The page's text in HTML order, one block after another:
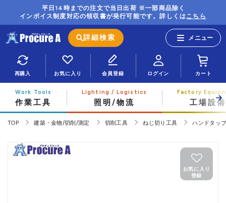
平日14時までの注文で当日出荷 ※一部商品除く
インボイス制度対応の領収書が発行可能です。詳しくはこちら
詳細検索
再購入 お気に入り 会員登録 ログイン カート
作業工具 照明/物流 工場設備
TOP 建築・金物/切削/測定 切削工具 ねじ切り工具 ハンドタッ
お気に入り
登録